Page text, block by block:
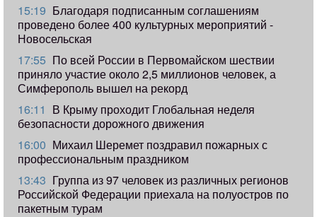
15:19 Благодаря подписанным соглашениям
проведено более 400 культурных мероприятий -
Новосельская
17:55 ​По всей России в Первомайском шествии
приняло участие около 2,5 миллионов человек, а
Симферополь вышел на рекорд
16:11 В Крыму проходит Глобальная неделя
безопасности дорожного движения
16:00 Михаил Шеремет поздравил пожарных с
профессиональным праздником
13:43 Группа из 97 человек из различных регионов
Российской Федерации приехала на полуостров по
пакетным турам